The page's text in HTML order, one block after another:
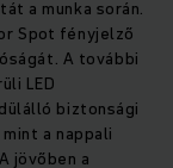
a munka során.
Spot fényjelző
A további
LED
biztonsági
a nappali
jövőben a